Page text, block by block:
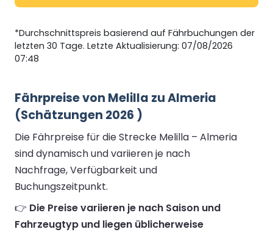
*Durchschnittspreis basierend auf Fährbuchungen der
letzten 30 Tage. Letzte Aktualisierung: 07/08/2026
07:48
Fährpreise von Melilla zu Almeria
(Schätzungen 2026 )
Die Fährpreise für die Strecke Melilla – Almeria
sind dynamisch und variieren je nach
Nachfrage, Verfügbarkeit und
Buchungszeitpunkt.
👉 Die Preise variieren je nach Saison und
Fahrzeugtyp und liegen üblicherweise